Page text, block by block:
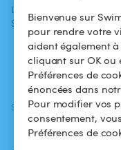
Bienvenue sur
pour rendre votre
aident également
cliquant sur OK ou
Préférences de
énoncées dans
Pour modifier vos
consentement,
Préférences de
L'aventure
Swimmy
SUIVEZ-NOUS
Facebook